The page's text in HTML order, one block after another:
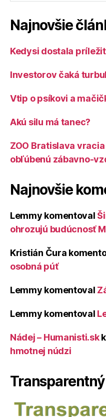
Najnovšie
Kedysi dostala
Investorov čaká
Vtip o psíkovi a
Akú silu má tanec?
ZOO Bratislava
obľúbenú zábavno-
Najnovšie
Lemmy komentoval
ohrozujú budúcnosť
Kristián Čura
osobná púť
Lemmy komentoval
Lemmy komentoval
Nádej – Humanisti.sk
hmotnej núdzi